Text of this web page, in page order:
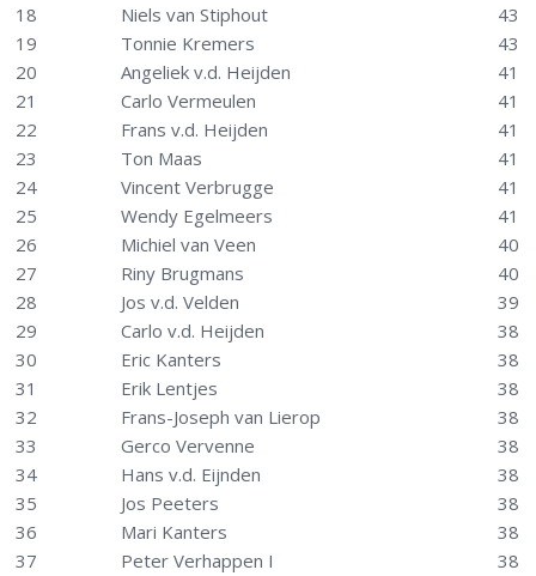
18
Niels van Stiphout
43
19
Tonnie Kremers
43
20
Angeliek v.d. Heijden
41
21
Carlo Vermeulen
41
22
Frans v.d. Heijden
41
23
Ton Maas
41
24
Vincent Verbrugge
41
25
Wendy Egelmeers
41
26
Michiel van Veen
40
27
Riny Brugmans
40
28
Jos v.d. Velden
39
29
Carlo v.d. Heijden
38
30
Eric Kanters
38
31
Erik Lentjes
38
32
Frans-Joseph van Lierop
38
33
Gerco Vervenne
38
34
Hans v.d. Eijnden
38
35
Jos Peeters
38
36
Mari Kanters
38
37
Peter Verhappen I
38